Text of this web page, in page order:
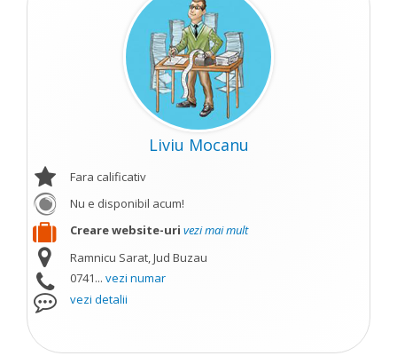
Liviu Mocanu
Fara calificativ
Nu e disponibil acum!
Creare website-uri vezi mai mult
Ramnicu Sarat, Jud Buzau
0741... vezi numar
vezi detalii